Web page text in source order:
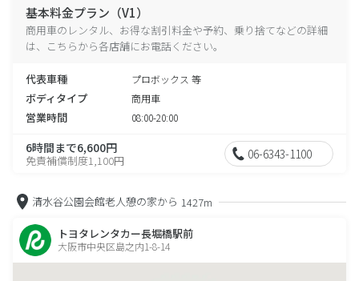
基本料金プラン（V1）
商用車のレンタル、お得な割引料金や予約、乗り捨てなどの詳細
は、こちらから各店舗にお電話ください。
代表車種 プロボックス 等
ボディタイプ 商用車
営業時間 08:00-20:00
6時間まで6,600円
免責補償制度1,100円 06-6343-1100
清水谷公園会館老人憩の家から 1427m
トヨタレンタカー長堀橋駅前
大阪市中央区島之内1-8-14